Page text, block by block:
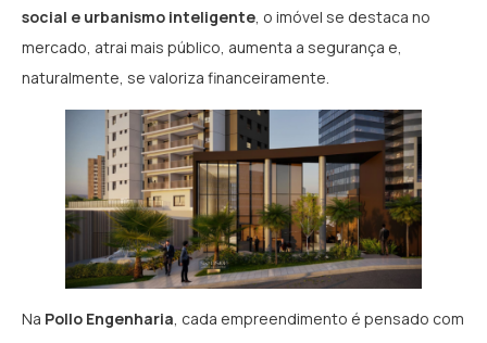
social e urbanismo inteligente, o imóvel se destaca no
mercado, atrai mais público, aumenta a segurança e,
naturalmente, se valoriza financeiramente.
Na Pollo Engenharia , cada empreendimento é pensado com